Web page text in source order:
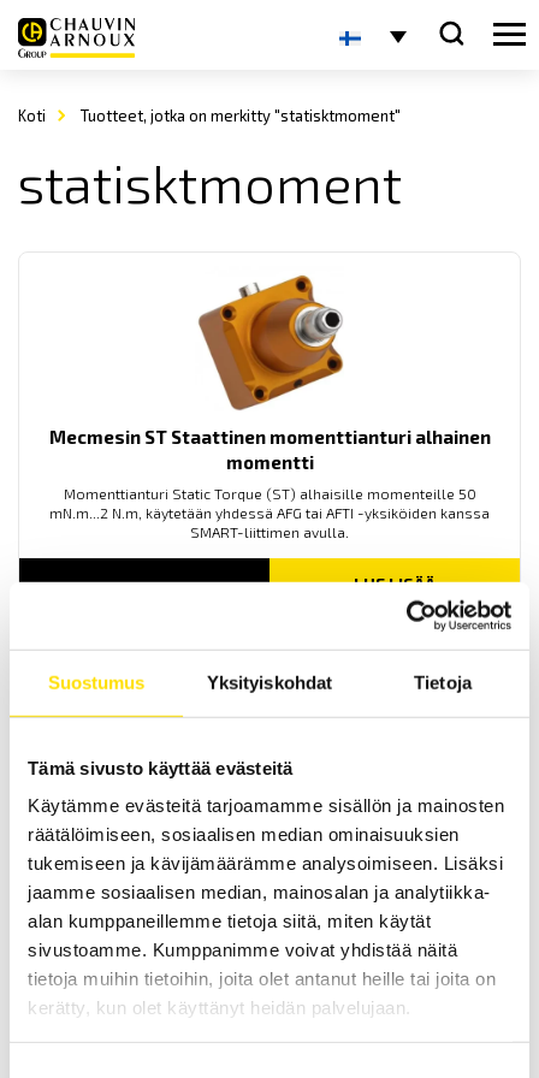
Suostumus Yksityiskohdat Tietoja
Tämä sivusto käyttää evästeitä
Käytämme evästeitä tarjoamamme sisällön ja mainosten
räätälöimiseen, sosiaalisen median ominaisuuksien
tukemiseen ja kävijämäärämme analysoimiseen. Lisäksi
jaamme sosiaalisen median, mainosalan ja analytiikka-
alan kumppaneillemme tietoja siitä, miten käytät
sivustoamme. Kumppanimme voivat yhdistää näitä
tietoja muihin tietoihin, joita olet antanut heille tai joita on
kerätty, kun olet käyttänyt heidän palvelujaan.
Koti Tuotteet, jotka on merkitty "statisktmoment"
statisktmoment
Mecmesin ST Staattinen momenttianturi alhainen
momentti
Momenttianturi Static Torque (ST) alhaisille momenteille 50
mN.m...2 N.m, käytetään yhdessä AFG tai AFTI -yksiköiden kanssa
SMART-liittimen avulla.
LUE LISÄÄ
Mecmesin ST Statiskmomentgivare 1,5 till 1000 N.m
Momentgivare Static Torque (ST) med SMART-kontakt för
anslutning till AFG och AFTI.
LUE LISÄÄ